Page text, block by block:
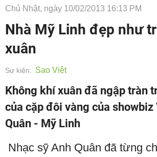
Chủ Nhật, ngày 10/02/2013 16:13 PM
Nhà Mỹ Linh đẹp như
xuân
Sự kiện: Sao Việt
Không khí xuân đã ngập tràn
của cặp đôi vàng của showbiz
Quân - Mỹ Linh
Nhạc sỹ Anh Quân đã từng